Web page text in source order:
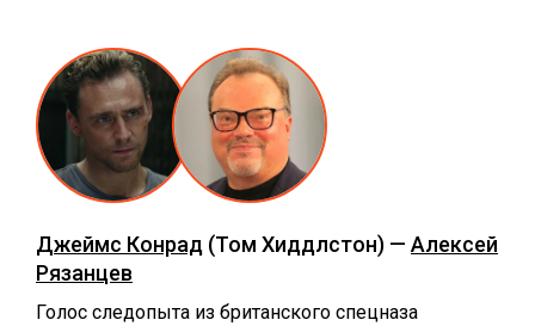
Джеймс Конрад (Том Хиддлстон) — Алексей
Рязанцев
Голос следопыта из британского спецназа